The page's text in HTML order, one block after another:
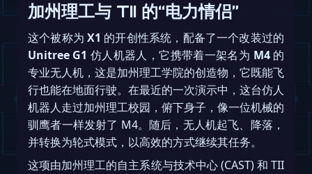
加州理工与 TII 的“电力情侣”
这个被称为X1 的开创性系统，配备了一个改装过的
Unitree G1 仿人机器人，它携带着一架名为 M4的
专业无人机，这是加州理工学院的创造物，它既能飞
行也能在地面行驶。在最近的一次演示中，这台仿人
机器人走过加州理工校园，俯下身子，像一位机械的
驯鹰者一样发射了 M4。随后，无人机起飞、降落，
并转换为轮式模式，以高效的方式继续其任务。
这项由加州理工的自主系统与技术中心 (CAST) 和 TII